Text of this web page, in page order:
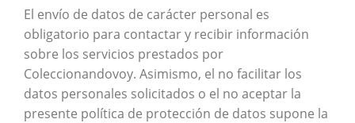
El envío de datos de carácter personal es
obligatorio para contactar y recibir información
sobre los servicios prestados por
Coleccionandovoy. Asimismo, el no facilitar los
datos personales solicitados o el no aceptar la
presente política de protección de datos supone la